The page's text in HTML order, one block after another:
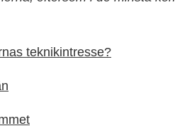
teknikintresse?